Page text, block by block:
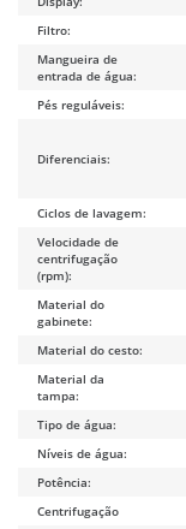
Filtro:
Mangueira de
entrada de água:
Pés reguláveis:
Diferenciais:
Ciclos de lavagem:
Velocidade de
centrifugação
(rpm):
Material do
gabinete:
Material do cesto:
Material da
tampa:
Tipo de água:
Níveis de água:
Potência:
Centrifugação